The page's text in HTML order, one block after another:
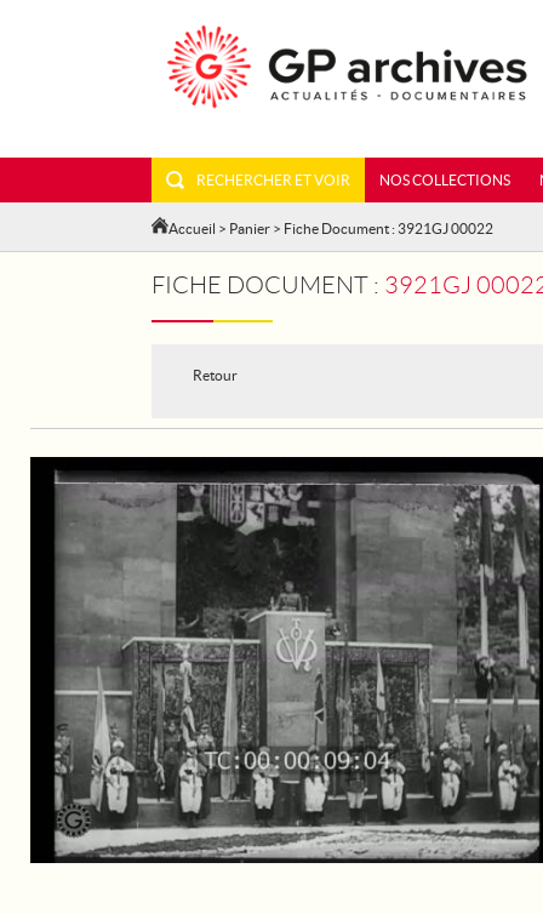
RECHERCHER ET VOIR NOS COLLECTIONS
Accueil > Panier > Fiche Document : 3921GJ 00022
FICHE DOCUMENT : 3921GJ
Retour